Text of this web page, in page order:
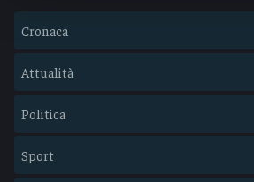
Cronaca
Attualità
Politica
Sport